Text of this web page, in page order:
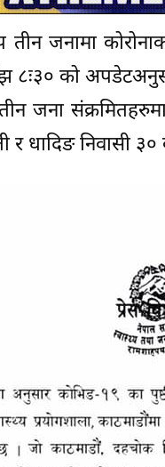
जनामा
को
जना
र धादिङ निवासी ३०